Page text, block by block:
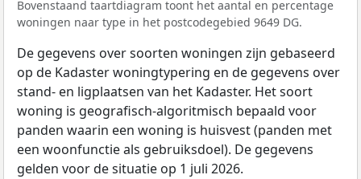
Bovenstaand taartdiagram toont het aantal en percentage
woningen naar type in het postcodegebied 9649 DG.
De gegevens over soorten woningen zijn gebaseerd
op de Kadaster woningtypering en de gegevens over
stand- en ligplaatsen van het Kadaster. Het soort
woning is geografisch-algoritmisch bepaald voor
panden waarin een woning is huisvest (panden met
een woonfunctie als gebruiksdoel). De gegevens
gelden voor de situatie op 1 juli 2026.